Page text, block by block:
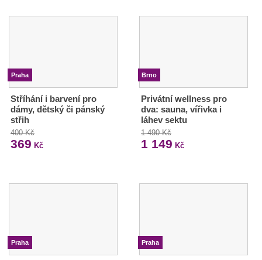
Praha
Stříhání i barvení pro
dámy, dětský či pánský
střih
400 Kč
369 Kč
Brno
Privátní wellness pro
dva: sauna, vířivka i
láhev sektu
1 490 Kč
1 149 Kč
Praha Praha